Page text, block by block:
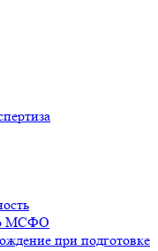
МСФО
при подготовке